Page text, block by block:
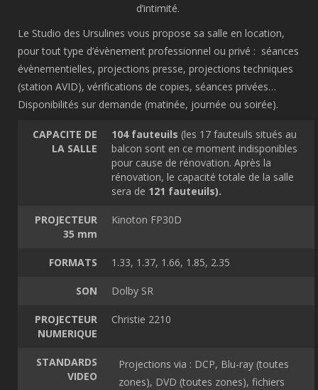
d’intimité.
Le Studio des Ursulines vous propose sa salle en location,
pour tout type d’évènement professionnel ou privé : séances
évènementielles, projections presse, projections techniques
(station AVID), vérifications de copies, séances privées…
Disponibilités sur demande (matinée, journée ou soirée).
CAPACITE DE
LA SALLE
104 fauteuils (les 17 fauteuils situés au
balcon sont en ce moment indisponibles
pour cause de rénovation. Après la
rénovation, le capacité totale de la salle
sera de 121 fauteuils).
PROJECTEUR
35 mm
Kinoton FP30D
FORMATS 1.33, 1.37, 1.66, 1.85, 2.35
SON Dolby SR
PROJECTEUR
NUMERIQUE
Christie 2210
STANDARDS
VIDEO
Projections via : DCP, Blu-ray (toutes
zones), DVD (toutes zones), fichiers